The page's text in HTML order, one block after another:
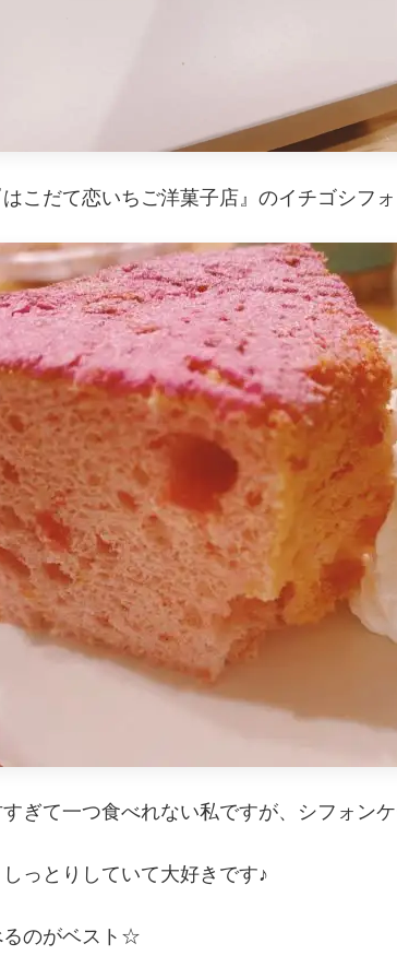
こだて恋いちご洋菓子店』のイチゴシフォ
ぎて一つ食べれない私ですが、シフォン
っとりしていて大好きです♪
るのがベスト☆